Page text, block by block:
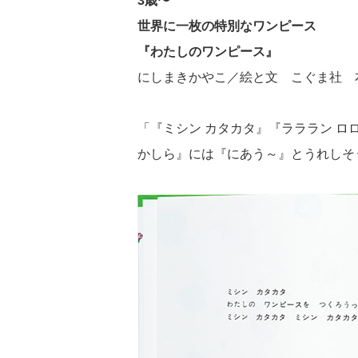
世界に一枚の特別なワンピース
『わたしのワンピース』
にしまきかやこ／絵と文 こぐま社
「『ミシン カタカタ』『ラララン
かしら』には『にあう～』とうれし